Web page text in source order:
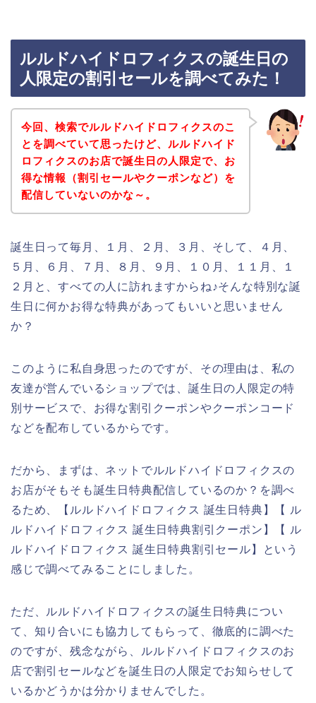
ルルドハイドロフィクスの誕生日の
人限定の割引セールを調べてみた！
今回、検索でルルドハイドロフィクスのこ
とを調べていて思ったけど、ルルドハイド
ロフィクスのお店で誕生日の人限定で、お
得な情報（割引セールやクーポンなど）を
配信していないのかな～。
誕生日って毎月、１月、２月、３月、そして、４月、
５月、６月、７月、８月、９月、１０月、１１月、１
２月と、すべての人に訪れますからね♪そんな特別な誕
生日に何かお得な特典があってもいいと思いません
か？
このように私自身思ったのですが、その理由は、私の
友達が営んでいるショップでは、誕生日の人限定の特
別サービスで、お得な割引クーポンやクーポンコード
などを配布しているからです。
だから、まずは、ネットでルルドハイドロフィクスの
お店がそもそも誕生日特典配信しているのか？を調べ
るため、【ルルドハイドロフィクス 誕生日特典】【 ル
ルドハイドロフィクス 誕生日特典割引クーポン】【 ル
ルドハイドロフィクス 誕生日特典割引セール】という
感じで調べてみることにしました。
ただ、ルルドハイドロフィクスの誕生日特典につい
て、知り合いにも協力してもらって、徹底的に調べた
のですが、残念ながら、ルルドハイドロフィクスのお
店で割引セールなどを誕生日の人限定でお知らせして
いるかどうかは分かりませんでした。